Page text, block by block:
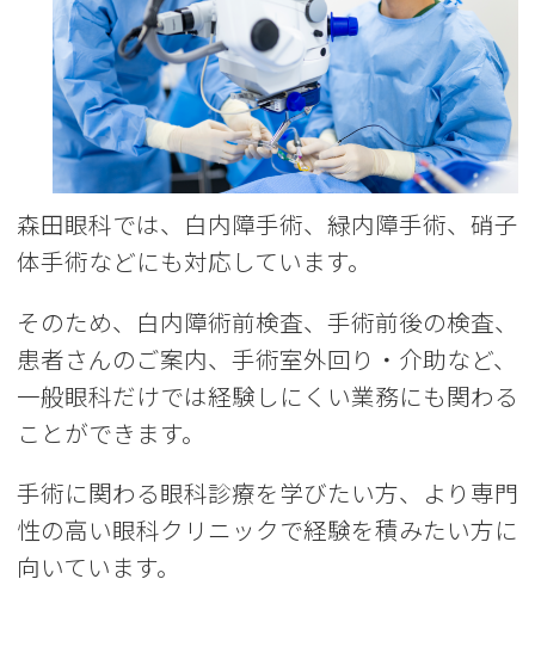
森田眼科では、白内障手術、緑内障手術、硝子
体手術などにも対応しています。
そのため、白内障術前検査、手術前後の検査、
患者さんのご案内、手術室外回り・介助など、
一般眼科だけでは経験しにくい業務にも関わる
ことができます。
手術に関わる眼科診療を学びたい方、より専門
性の高い眼科クリニックで経験を積みたい方に
向いています。